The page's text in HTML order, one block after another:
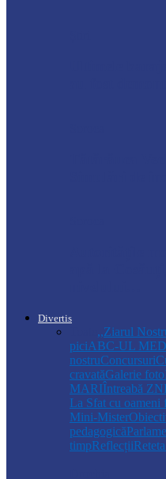
Divertis
,,Ziarul
piciABC-UL
nostruConcursuri
cravatăGalerie foto
MARIÎntreabă ZN
La Sfat cu oameni
Mini-Mister
pedagogică
timpReflecții